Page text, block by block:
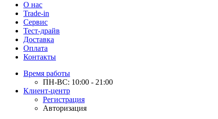
О нас
Trade-in
Сервис
Тест-драйв
Доставка
Оплата
Контакты
Время работы
ПН-ВС: 10:00 - 21:00
Клиент-центр
Регистрация
Авторизация